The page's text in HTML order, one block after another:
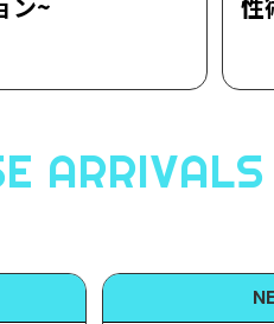
ARRIVALS